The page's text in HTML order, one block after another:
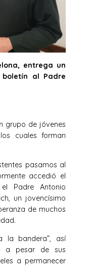
entrega un
al Padre
grupo de jóvenes
cuales forman
pasamos al
accedió el
Padre Antonio
un jovencísimo
de muchos
la bandera”, así
a pesar de sus
a permanecer